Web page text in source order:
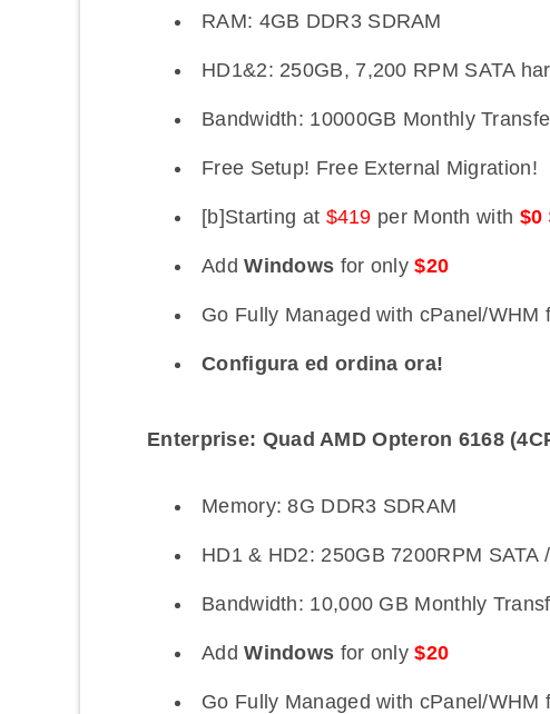
RAM: 4GB DDR3 SDRAM
HD1&2: 250GB, 7,200 RPM SATA
Bandwidth: 10000GB Monthly
Free Setup! Free External Migration!
[b]Starting at $419 per Month with $0
AddWindows for only$20
Go Fully Managed with cPanel/WHM
Configura ed ordina ora!
Enterprise: Quad AMD Opteron 6168
Memory: 8G DDR3 SDRAM
HD1 & HD2: 250GB 7200RPM SATA
Bandwidth: 10,000 GB Monthly
AddWindows for only$20
Go Fully Managed with cPanel/WHM